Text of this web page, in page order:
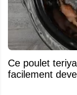
Ce poulet
facilement